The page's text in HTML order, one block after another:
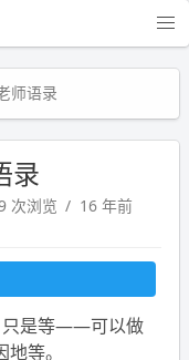
师语录
录
次浏览
16 年前
只是等——可以做
等。